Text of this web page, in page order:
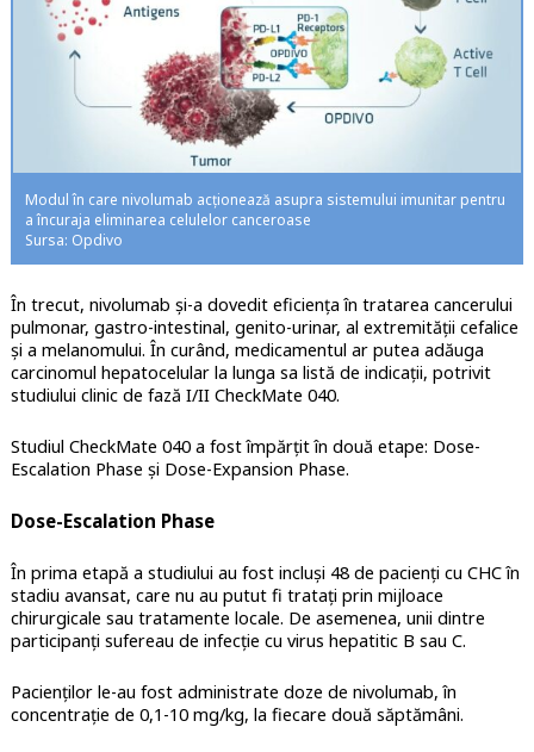
Modul în care nivolumab acționează asupra sistemului imunitar pentru
a încuraja eliminarea celulelor canceroase
Sursa: Opdivo
În trecut, nivolumab și-a dovedit eficiența în tratarea cancerului
pulmonar, gastro-intestinal, genito-urinar, al extremității cefalice
și a melanomului. În curând, medicamentul ar putea adăuga
carcinomul hepatocelular la lunga sa listă de indicații, potrivit
studiului clinic de fază I/II CheckMate 040.
Studiul CheckMate 040 a fost împărțit în două etape: Dose-
Escalation Phase și Dose-Expansion Phase.
Dose-Escalation Phase
În prima etapă a studiului au fost incluși 48 de pacienți cu CHC în
stadiu avansat, care nu au putut fi tratați prin mijloace
chirurgicale sau tratamente locale. De asemenea, unii dintre
participanți sufereau de infecție cu virus hepatitic B sau C.
Pacienților le-au fost administrate doze de nivolumab, în
concentrație de 0,1-10 mg/kg, la fiecare două săptămâni.